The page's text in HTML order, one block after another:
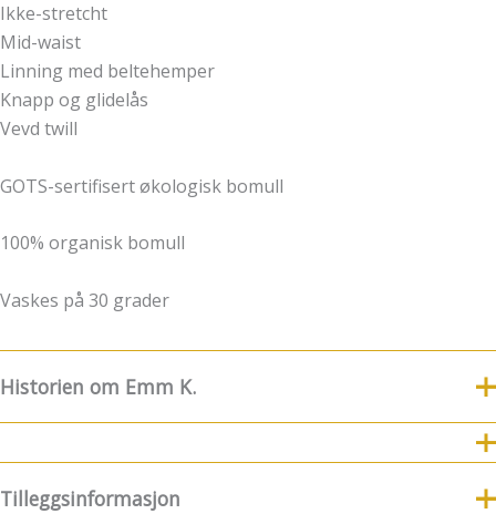
Ikke-stretcht
Mid-waist
Linning med beltehemper
Knapp og glidelås
Vevd twill
GOTS-sertifisert økologisk bomull
100% organisk bomull
Vaskes på 30 grader
Historien om Emm K.
Tilleggsinformasjon